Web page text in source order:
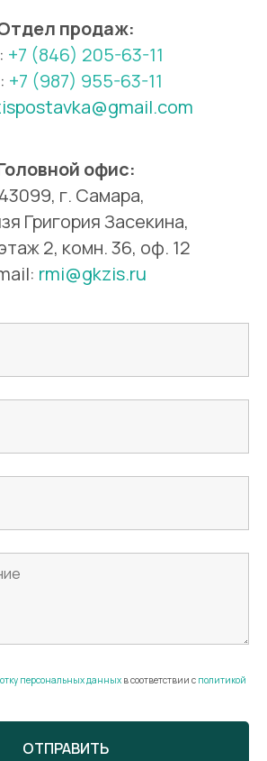
продаж:
+7 (846) 205-63-11
+7 (987) 955-63-11
офис:
г. Самара,
Григория Засекина,
2, комн. 36, оф. 12
rmi@gkzis.ru
персональных данных в соответствии с политикой
ОТПРАВИТЬ